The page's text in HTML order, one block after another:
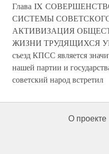
Глава IX
СИСТЕМЫ
АКТИВИЗАЦИЯ
ЖИЗНИ ТРУДЯЩИХСЯ
съезд КПСС является
нашей партии и
советский народ встретил
О проекте